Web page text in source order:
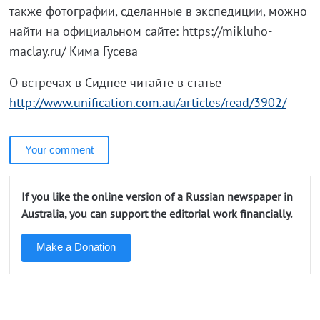
также фотографии, сделанные в экспедиции, можно
найти на официальном сайте: https://mikluho-
maclay.ru/ Кима Гусева
О встречах в Сиднее читайте в статье
http://www.unification.com.au/articles/read/3902/
Your comment
If you like the online version of a Russian newspaper in
Australia, you can support the editorial work financially.
Make a Donation